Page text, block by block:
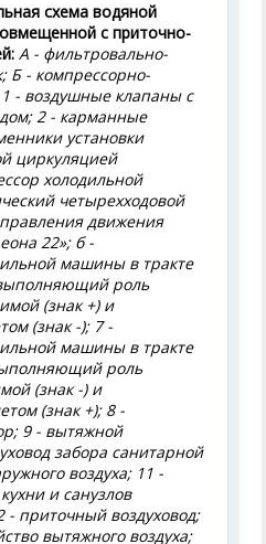
схема водяной
с приточно-
А - фильтровально-
Б - компрессорно-
- воздушные клапаны с
2 - карманные
установки
циркуляцией
холодильной
четырехходовой
движения
22»; б -
машины в тракте
роль
(знак +) и
(знак -); 7 -
машины в тракте
роль
(знак -) и
(знак +); 8 -
9 - вытяжной
забора санитарной
воздуха; 11 -
и санузлов
- приточный воздуховод;
вытяжного воздуха;